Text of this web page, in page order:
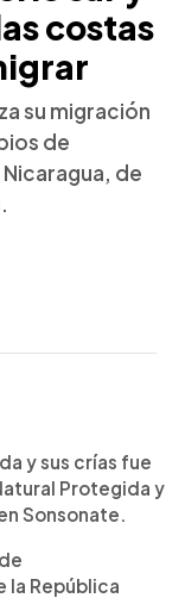
costas
su migración
de
de
y sus crías fue
Protegida y
Sonsonate.
la República